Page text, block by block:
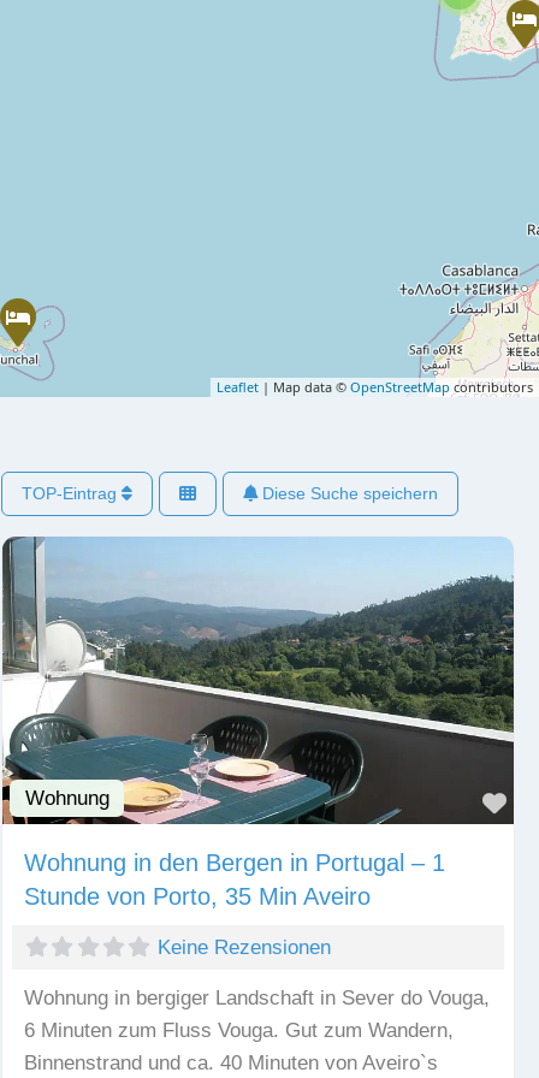
Leaflet | Map data © OpenStreetMap contributors
TOP-Eintrag Diese Suche speichern
Wohnung
Wohnung in den Bergen in Portugal – 1
Stunde von Porto, 35 Min Aveiro
Keine Rezensionen
Wohnung in bergiger Landschaft in Sever do Vouga,
6 Minuten zum Fluss Vouga. Gut zum Wandern,
Binnenstrand und ca. 40 Minuten von Aveiro`s